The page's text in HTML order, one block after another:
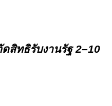
สิทธิรับงานรัฐ 2–10